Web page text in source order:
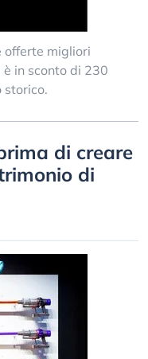
offerte migliori
in sconto di 230
storico.
di creare
di